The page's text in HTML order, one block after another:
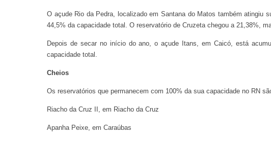
O açude Rio da Pedra, localizado em Santana do Matos também atingiu
44,5% da capacidade total. O reservatório de Cruzeta chegou a 21,38%,
Depois de secar no início do ano, o açude Itans, em Caicó, está
capacidade total.
Cheios
Os reservatórios que permanecem com 100% da sua capacidade no RN
Riacho da Cruz II, em Riacho da Cruz
Apanha Peixe, em Caraúbas